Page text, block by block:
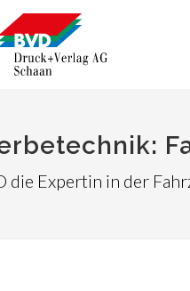
die Expertin in der